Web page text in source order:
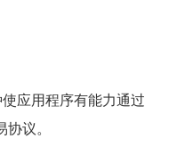
应用程序有能力通过
议。